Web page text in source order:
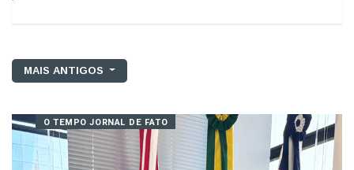
MAIS ANTIGOS